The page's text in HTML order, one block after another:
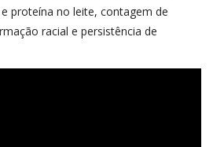
proteína no leite, contagem de
racial e persistência de